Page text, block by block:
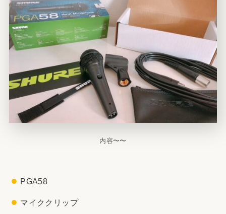
内容〜〜
PGA58
マイククリップ